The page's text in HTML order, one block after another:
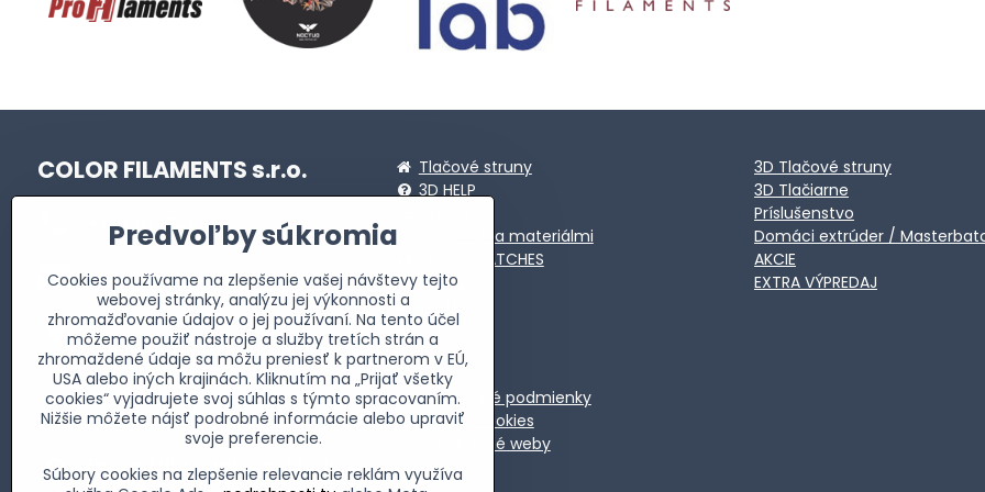
COLOR FILAMENTS s.r.o.
+421911472173
info​@profi-filaments​.sk
Fakturačná adresa
Allendeho 2735/24
059 51 Poprad-Matejovce
IČO: 51 993 821
DIČ: 2120856716
IČ DPH: SK2120856716
Prevádzka - adresa skladu
Tlačové struny
3D HELP
Sprievodca materiálmi
MASTERBATCHES
Novinky
Galéria
Kontakt
O nás
Obchodné podmienky
Súbory cookies
Spriatelené weby
3D Tlačové struny
3D Tlačiarne
Príslušenstvo
Domáci extrúder /
AKCIE
EXTRA VÝPREDAJ
Predvoľby súkromia
Cookies používame na zlepšenie vašej návštevy tejto
webovej stránky, analýzu jej výkonnosti a
zhromažďovanie údajov o jej používaní. Na tento účel
môžeme použiť nástroje a služby tretích strán a
zhromaždené údaje sa môžu preniesť k partnerom v EÚ,
USA alebo iných krajinách. Kliknutím na „Prijať všetky
cookies“ vyjadrujete svoj súhlas s týmto spracovaním.
Nižšie môžete nájsť podrobné informácie alebo upraviť
svoje preferencie.
Súbory cookies na zlepšenie relevancie reklám využíva